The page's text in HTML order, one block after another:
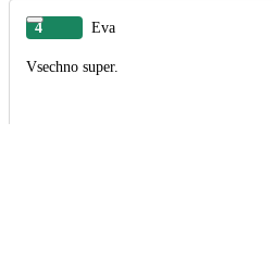
4 Eva
Vsechno super.